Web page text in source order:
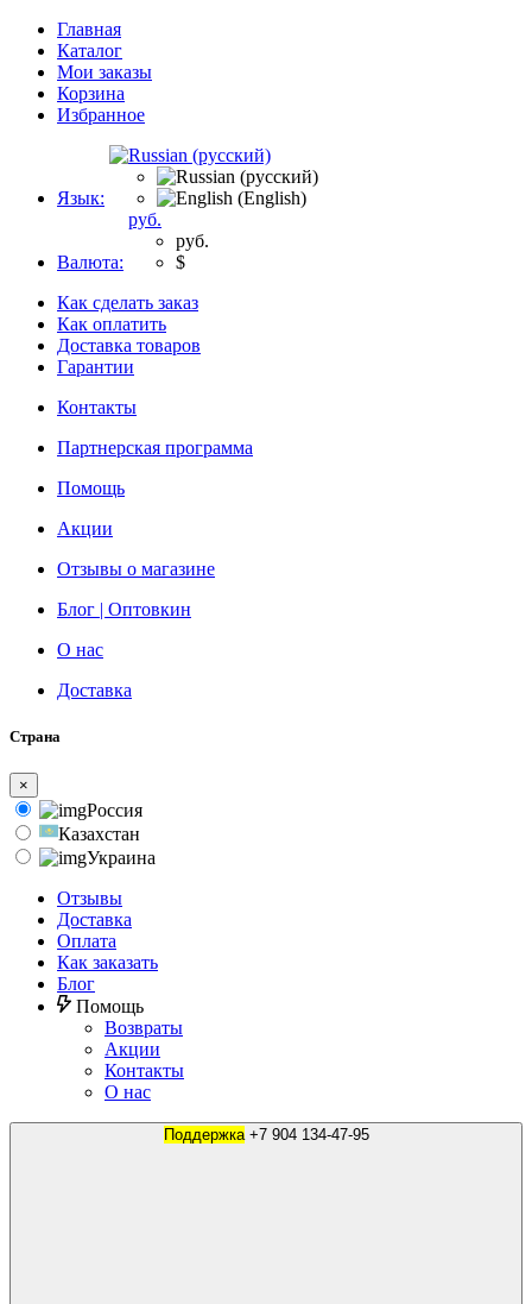
Главная
Каталог
Мои заказы
Корзина
Избранное
Язык:
Валюта:
руб.
руб.
$
Как сделать заказ
Как оплатить
Доставка товаров
Гарантии
Контакты
Партнерская программа
Помощь
Акции
Отзывы о магазине
Блог | Оптовкин
О нас
Доставка
Страна
×
Россия
Казахстан
Украина
Отзывы
Доставка
Оплата
Как заказать
Блог
Помощь
Возвраты
Акции
Контакты
О нас
Поддержка +7 904 134-47-95